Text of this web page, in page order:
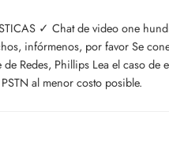
✓ Chat de video one
infórmenos, por favor Se
Redes, Phillips Lea el caso de
al menor costo posible.